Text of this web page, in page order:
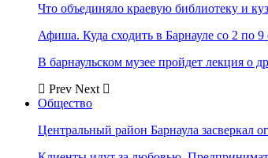
Что объединяло краевую библиотеку и
Афиша. Куда сходить в Барнауле со 2 по 9
В барнаульском музее пройдет лекция о
Prev Next
Общество
Центральный район Барнаула засверкал